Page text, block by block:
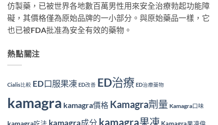
仿製藥，已被世界各地數百萬男性用來安全治療勃起功能障
礙，其價格僅為原始品牌的一小部分。與原始藥品一樣，它
也已被FDA批准為安全有效的藥物。
熱點關注
Cialis比較 ED口服果凍 ED改善 ED治療 ED治療藥物
kamagra kamagra價格 Kamagra劑量 Kamagra口味
kamagra成分 kamagra果凍